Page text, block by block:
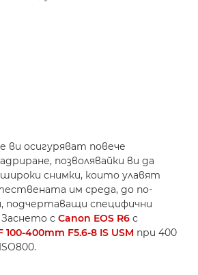
ви осигуряват повече
позволявайки ви да
снимки, които улавят
им среда, до по-
специфични
с Canon EOS R6 с
100-400mm F5.6-8 IS USM при 400